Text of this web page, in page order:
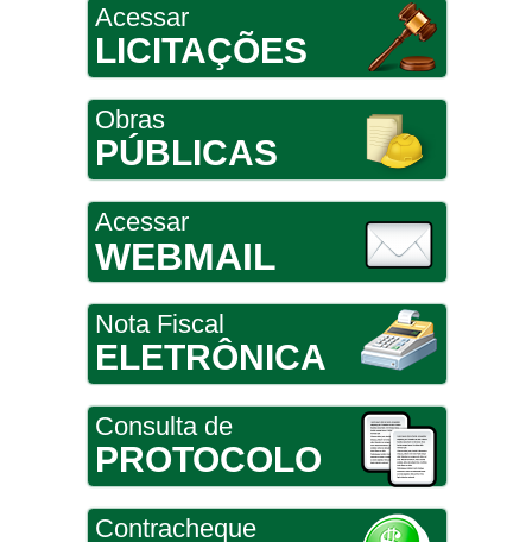
Acessar
LICITAÇÕES
Obras
PÚBLICAS
Acessar
WEBMAIL
Nota Fiscal
ELETRÔNICA
Consulta de
PROTOCOLO
Contracheque